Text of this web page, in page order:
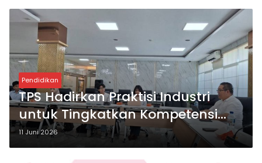
Pendidikan
TPS Hadirkan Praktisi Industri
untuk Tingkatkan Kompetensi
Mahasiswa Akuntansi UNAIR
11 Juni 2026